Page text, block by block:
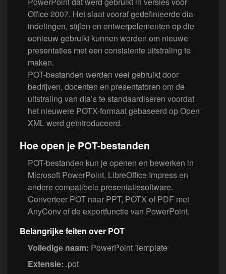
Office 2007. Het slaat vooraf gedefinieerde dia-
indelingen, stijlen en ontwerpelementen op die
opnieuw gebruikt kunnen worden om nieuwe
presentaties met een consistente uitstraling te
maken.
POT-bestanden werden veel gebruikt door
bedrijven, docenten en presentatoren om de
uitstraling van dia’s te standaardiseren voordat
het nieuwere POTX-formaat gebaseerd op Open
XML werd geïntroduceerd.
Hoe open je POT-bestanden
POT-bestanden kun je openen en bewerken in
Microsoft PowerPoint, LibreOffice Impress en
andere compatibele presentatiesoftware.
Converteer POT naar PPT, POTX of PDF met
AnyConv of de exportfunctie van PowerPoint.
Belangrijke feiten over POT
Volledige naam: PowerPoint Template
Extensie: .pot